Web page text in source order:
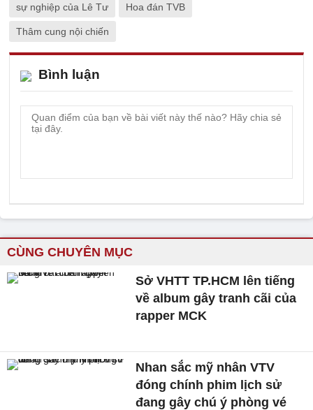
sự nghiệp của Lê Tư Hoa đán TVB
Thâm cung nội chiến
Bình luận
CÙNG CHUYÊN MỤC
Sở VHTT TP.HCM lên tiếng
về album gây tranh cãi của
rapper MCK
Nhan sắc mỹ nhân VTV
đóng chính phim lịch sử
đang gây chú ý phòng vé